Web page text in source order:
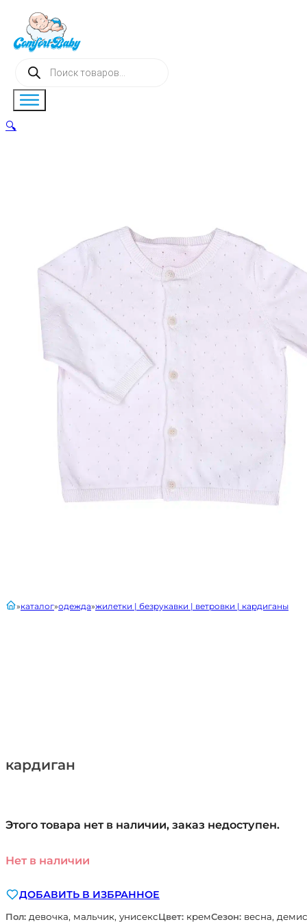
Поиск
товаров
кардиган
главнаякаталог одежда жилетки | безрукавки | ветровки | кардиганы
Этого товара нет в наличии, заказ недоступен.
Нет в наличии
ДОБАВИТЬ В ИЗБРАННОЕ
Пол: девочка, мальчик, унисексЦвет: кремСезон: весна,
🔍